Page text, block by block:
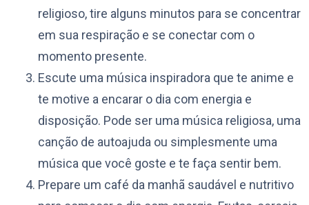
religioso, tire alguns minutos para se concentrar
em sua respiração e se conectar com o
momento presente.
Escute uma música inspiradora que te anime e
te motive a encarar o dia com energia e
disposição. Pode ser uma música religiosa, uma
canção de autoajuda ou simplesmente uma
música que você goste e te faça sentir bem.
Prepare um café da manhã saudável e nutritivo